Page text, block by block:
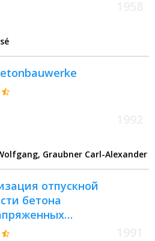
Rossner Wolfgang, Graubner Carl-Alexander
отпускной
бетона
конструкций :